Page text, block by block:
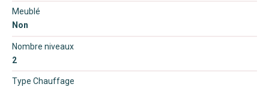
Meublé
Non
Nombre niveaux
2
Type Chauffage